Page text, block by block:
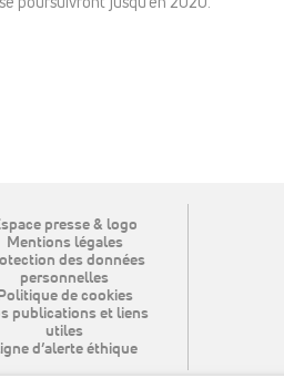
presse & logo
Mentions légales
des données
personnelles
Politique de cookies
publications et liens
utiles
d’alerte éthique